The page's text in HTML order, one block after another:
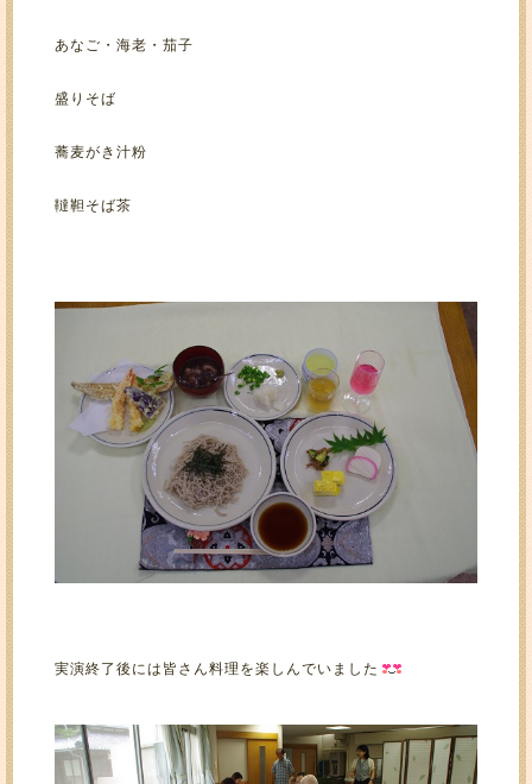
あなご・海老・茄子
盛りそば
蕎麦がき汁粉
韃靼そば茶
実演終了後には皆さん料理を楽しんでいました